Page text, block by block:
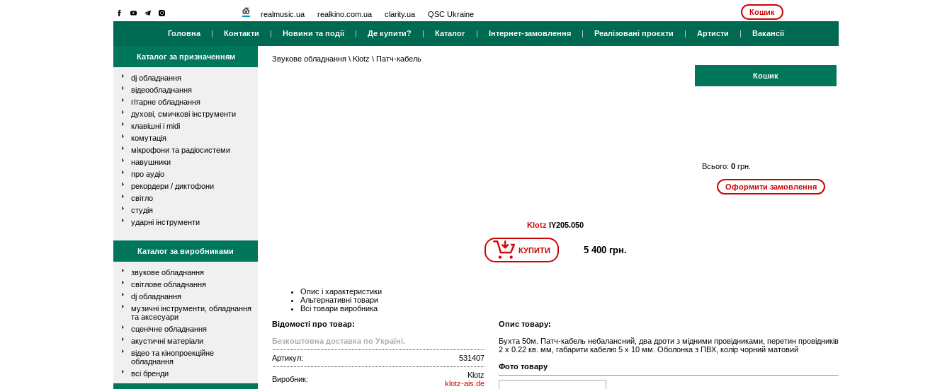
realmusic.ua realkino.com.ua clarity.ua QSC Ukraine Кошик
Головна | Контакти | Новини та події| Де купити? | Каталог | Інтернет-замовлення | Реалізовані проєкти | Артисти | Вакансії
Каталог за призначенням
dj обладнання
відеообладнання
гітарне обладнання
духові, смичкові інструменти
клавішні і midi
комутація
мікрофони та радіосистеми
навушники
про аудіо
рекордери / диктофони
світло
студія
ударні інструменти
Каталог за виробниками
звукове обладнання
світлове обладнання
dj обладнання
музичні інструменти, обладнання
та аксесуари
сценічне обладнання
акустичні матеріали
відео та кінопроекційне
обладнання
всі бренди
Звукове обладнання \ Klotz \ Патч-кабель
Кошик
Всього: 0 грн.
Klotz IY205.050
КУПИТИ 5 400 грн.
Опис і характеристики
Альтернативні товари
Всі товари виробника
Відомості про товар:
Безкоштовна доставка по Україні.
Артикул:
531407
Виробник:
Klotz
klotz-ais.de
Опис товару:
Бухта 50м. Патч-кабель небалансний, два дроти з мідними провідниками, перетин провідників
2 х 0.22 кв. мм, габарити кабелю 5 х 10 мм. Оболонка з ПВХ, колір чорний матовий
Фото товару